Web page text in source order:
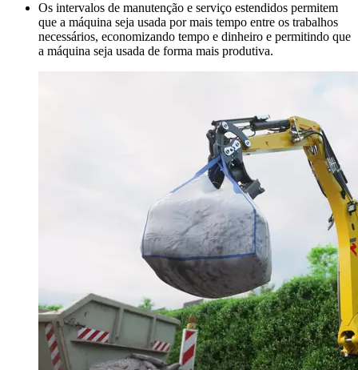
Os intervalos de manutenção e serviço estendidos permitem
que a máquina seja usada por mais tempo entre os trabalhos
necessários, economizando tempo e dinheiro e permitindo que
a máquina seja usada de forma mais produtiva.